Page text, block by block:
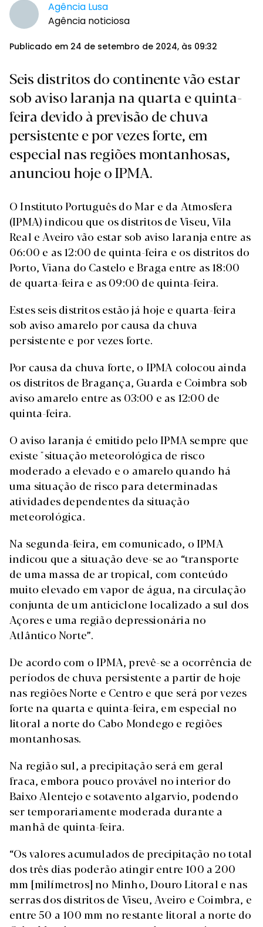
Agência Lusa
Agência noticiosa
Publicado em 24 de setembro de 2024, às 09:32
Seis distritos do continente vão estar
sob aviso laranja na quarta e quinta-
feira devido à previsão de chuva
persistente e por vezes forte, em
especial nas regiões montanhosas,
anunciou hoje o IPMA.
O Instituto Português do Mar e da Atmosfera
(IPMA) indicou que os distritos de Viseu, Vila
Real e Aveiro vão estar sob aviso laranja entre as
06:00 e as 12:00 de quinta-feira e os distritos do
Porto, Viana do Castelo e Braga entre as 18:00
de quarta-feira e as 09:00 de quinta-feira.
Estes seis distritos estão já hoje e quarta-feira
sob aviso amarelo por causa da chuva
persistente e por vezes forte.
Por causa da chuva forte, o IPMA colocou ainda
os distritos de Bragança, Guarda e Coimbra sob
aviso amarelo entre as 03:00 e as 12:00 de
quinta-feira.
O aviso laranja é emitido pelo IPMA sempre que
existe "situação meteorológica de risco
moderado a elevado e o amarelo quando há
uma situação de risco para determinadas
atividades dependentes da situação
meteorológica.
Na segunda-feira, em comunicado, o IPMA
indicou que a situação deve-se ao “transporte
de uma massa de ar tropical, com conteúdo
muito elevado em vapor de água, na circulação
conjunta de um anticiclone localizado a sul dos
Açores e uma região depressionária no
Atlântico Norte”.
De acordo com o IPMA, prevê-se a ocorrência de
períodos de chuva persistente a partir de hoje
nas regiões Norte e Centro e que será por vezes
forte na quarta e quinta-feira, em especial no
litoral a norte do Cabo Mondego e regiões
montanhosas.
Na região sul, a precipitação será em geral
fraca, embora pouco provável no interior do
Baixo Alentejo e sotavento algarvio, podendo
ser temporariamente moderada durante a
manhã de quinta-feira.
“Os valores acumulados de precipitação no total
dos três dias poderão atingir entre 100 a 200
mm [milímetros] no Minho, Douro Litoral e nas
serras dos distritos de Viseu, Aveiro e Coimbra, e
entre 50 a 100 mm no restante litoral a norte do